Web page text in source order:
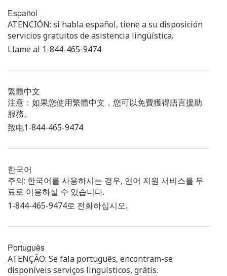
Español
ATENCIÓN: si habla español, tiene a su disposición
servicios gratuitos de asistencia lingüística.
Llame al 1-844-465-9474
繁體中文
注意：如果您使用繁體中文，您可以免費獲得語言援助
服務。
致电1-844-465-9474
한국어
주의: 한국어를 사용하시는 경우, 언어 지원 서비스를 무
료로 이용하실 수 있습니다.
1-844-465-9474로 전화하십시오.
Português
ATENÇÃO: Se fala português, encontram-se
disponíveis serviços linguísticos, grátis.